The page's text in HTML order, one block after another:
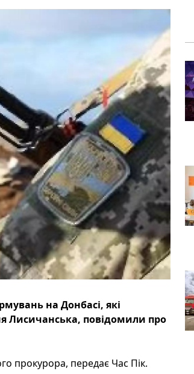
на Донбасі, які
Лисичанська, повідомили про
прокурора, передає Час Пік.